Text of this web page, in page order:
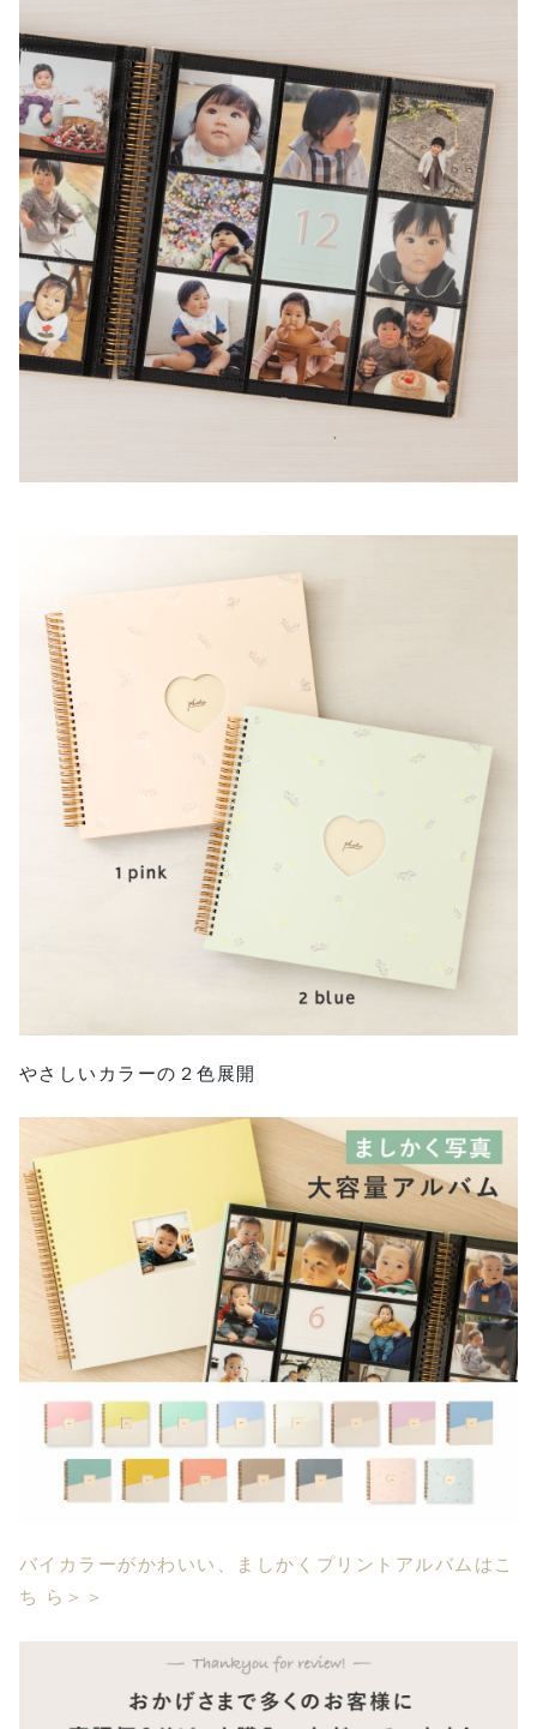
やさしいカラーの２色展開
バイカラーがかわいい、ましかくプリントアルバムはこ
ち ら＞＞